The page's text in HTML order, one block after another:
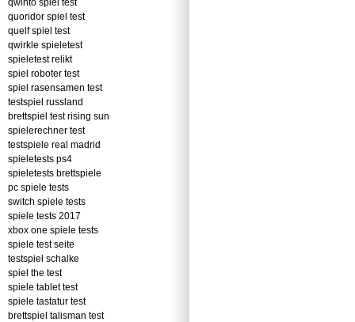
qwinto spiel test
quoridor spiel test
quelf spiel test
qwirkle spieletest
spieletest relikt
spiel roboter test
spiel rasensamen test
testspiel russland
brettspiel test rising sun
spielerechner test
testspiele real madrid
spieletests ps4
spieletests brettspiele
pc spiele tests
switch spiele tests
spiele tests 2017
xbox one spiele tests
spiele test seite
testspiel schalke
spiel the test
spiele tablet test
spiele tastatur test
brettspiel talisman test